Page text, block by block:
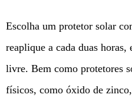
Escolha um protetor solar
reaplique a cada duas horas,
livre. Bem como protetores
físicos, como óxido de zinco,